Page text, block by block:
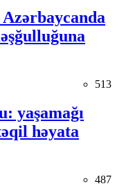
513
yaşamağı
həyata
487